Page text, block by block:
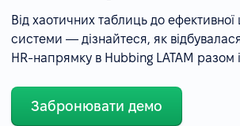
Від хаотичних таблиць до
системи — дізнайтеся, як
HR-напрямку в Hubbing LATAM разом
Забронювати демо